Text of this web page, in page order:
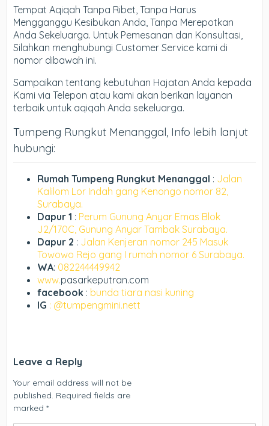
Tempat Aqiqah Tanpa Ribet, Tanpa Harus
Mengganggu Kesibukan Anda, Tanpa Merepotkan
Anda Sekeluarga. Untuk Pemesanan dan Konsultasi,
Silahkan menghubungi Customer Service kami di
nomor dibawah ini.
Sampaikan tentang kebutuhan Hajatan Anda kepada
Kami via Telepon atau kami akan berikan layanan
terbaik untuk aqiqah Anda sekeluarga.
Tumpeng Rungkut Menanggal, Info lebih lanjut
hubungi:
Rumah Tumpeng Rungkut Menanggal : Jalan
Kalilom Lor Indah gang Kenongo nomor 82,
Surabaya.
Dapur 1 : Perum Gunung Anyar Emas Blok
J2/170C, Gunung Anyar Tambak Surabaya.
Dapur 2 : Jalan Kenjeran nomor 245 Masuk
Towowo Rejo gang I rumah nomor 6 Surabaya.
WA: 082244449942
www.pasarkeputran.com
facebook : bunda tiara nasi kuning
IG : @tumpengmini.nett
Leave a Reply
Your email address will not be
published. Required fields are
marked*